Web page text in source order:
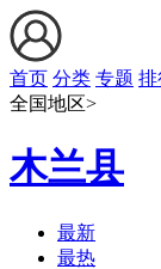
首页 分类 专题 排
全国地区>
木兰县
最新
最热